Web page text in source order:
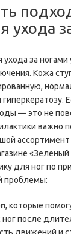
ухода
за ногами
Кожа
— это не
важно
ассортимент
«Зеленый
для ног по
проблемы:
, которые
ног после